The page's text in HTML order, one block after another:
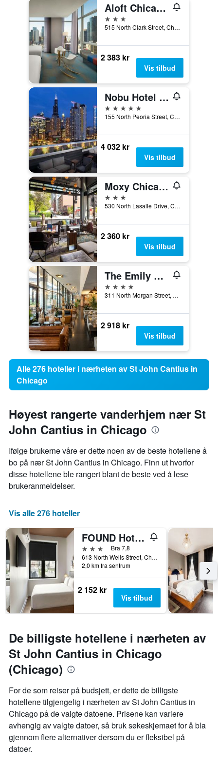
Aloft Chicago Downtown River North
3 stjerner
515 North Clark Street, Chicago, IL, USA
2 383 kr
Vis tilbud
Nobu Hotel Chicago
5 stjerner
155 North Peoria Street, Chicago, IL, USA
4 032 kr
Vis tilbud
Moxy Chicago Downtown
3 stjerner
530 North Lasalle Drive, Chicago, IL, USA
2 360 kr
Vis tilbud
The Emily Hotel
4 stjerner
311 North Morgan Street, Chicago, IL, USA
2 918 kr
Vis tilbud
Alle 276 hoteller i nærheten av St John Cantius in
Chicago
Høyest rangerte vanderhjem nær St
John Cantius in Chicago
Ifølge brukerne våre er dette noen av de beste hotellene å
bo på nær St John Cantius in Chicago. Finn ut hvorfor
disse hotellene ble rangert blant de beste ved å lese
brukeranmeldelser.
Vis alle 276 hoteller
FOUND Hotels, Chicago, Series by Marriott
3 stjernerBra 7,8
613 North Wells Street, Chicago, IL, USA
2,0 km fra sentrum
2 152 kr
Vis tilbud
De billigste hotellene i nærheten av
St John Cantius in Chicago
(Chicago)
For de som reiser på budsjett, er dette de billigste
hotellene tilgjengelig i nærheten av St John Cantius in
Chicago på de valgte datoene. Prisene kan variere
avhengig av valgte datoer, så bruk søkeskjemaet for å bla
gjennom flere alternativer dersom du er fleksibel på
datoer.